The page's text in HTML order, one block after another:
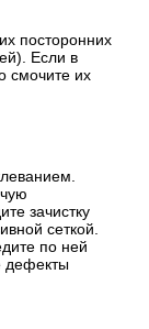
посторонних
Если в
смочите их
зачистку
сеткой.
по ней
дефекты